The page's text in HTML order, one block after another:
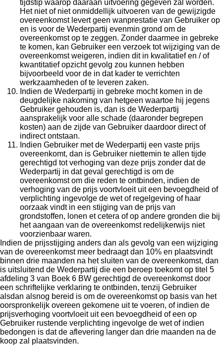
tijdstip waarop daaraan uitvoering gegeven zal worden.
Het niet of niet onmiddellijk uitvoeren van de gewijzigde
overeenkomst levert geen wanprestatie van Gebruiker op
en is voor de Wederpartij evenmin grond om de
overeenkomst op te zeggen. Zonder daarmee in gebreke
te komen, kan Gebruiker een verzoek tot wijziging van de
overeenkomst weigeren, indien dit in kwalitatief en / of
kwantitatief opzicht gevolg zou kunnen hebben
bijvoorbeeld voor de in dat kader te verrichten
werkzaamheden of te leveren zaken.
Indien de Wederpartij in gebreke mocht komen in de
deugdelijke nakoming van hetgeen waartoe hij jegens
Gebruiker gehouden is, dan is de Wederpartij
aansprakelijk voor alle schade (daaronder begrepen
kosten) aan de zijde van Gebruiker daardoor direct of
indirect ontstaan.
Indien Gebruiker met de Wederpartij een vaste prijs
overeenkomt, dan is Gebruiker niettemin te allen tijde
gerechtigd tot verhoging van deze prijs zonder dat de
Wederpartij in dat geval gerechtigd is om de
overeenkomst om die reden te ontbinden, indien de
verhoging van de prijs voortvloeit uit een bevoegdheid of
verplichting ingevolge de wet of regelgeving of haar
oorzaak vindt in een stijging van de prijs van
grondstoffen, lonen et cetera of op andere gronden die bij
het aangaan van de overeenkomst redelijkerwijs niet
voorzienbaar waren.
Indien de prijsstijging anders dan als gevolg van een wijziging
van de overeenkomst meer bedraagt dan 10% en plaatsvindt
binnen drie maanden na het sluiten van de overeenkomst, dan
is uitsluitend de Wederpartij die een beroep toekomt op titel 5
afdeling 3 van Boek 6 BW gerechtigd de overeenkomst door
een schriftelijke verklaring te ontbinden, tenzij Gebruiker
alsdan alsnog bereid is om de overeenkomst op basis van het
oorspronkelijk overeen gekomene uit te voeren, of indien de
prijsverhoging voortvloeit uit een bevoegdheid of een op
Gebruiker rustende verplichting ingevolge de wet of indien
bedongen is dat de aflevering langer dan drie maanden na de
koop zal plaatsvinden.